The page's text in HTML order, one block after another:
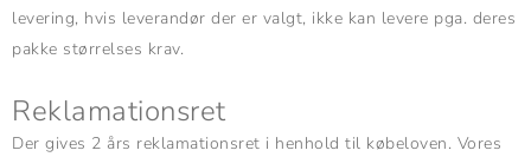
levering, hvis leverandør der er valgt, ikke kan levere pga. deres
pakke størrelses krav.
Reklamationsret
Der gives 2 års reklamationsret i henhold til købeloven. Vores